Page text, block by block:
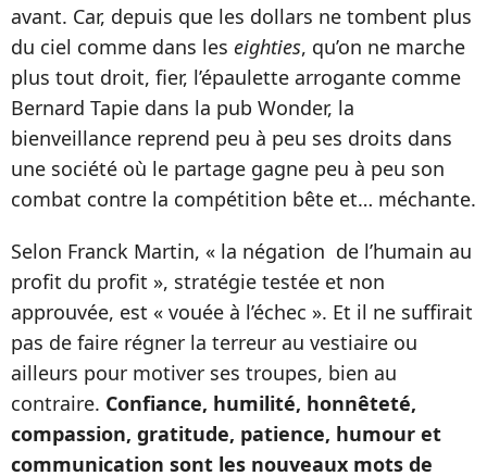
avant. Car, depuis que les dollars ne tombent plus
du ciel comme dans les eighties, qu’on ne marche
plus tout droit, fier, l’épaulette arrogante comme
Bernard Tapie dans la pub Wonder, la
bienveillance reprend peu à peu ses droits dans
une société où le partage gagne peu à peu son
combat contre la compétition bête et… méchante.
Selon Franck Martin, « la négation de l’humain au
profit du profit », stratégie testée et non
approuvée, est « vouée à l’échec ». Et il ne suffirait
pas de faire régner la terreur au vestiaire ou
ailleurs pour motiver ses troupes, bien au
contraire. Confiance, humilité, honnêteté,
compassion, gratitude, patience, humour et
communication sont les nouveaux mots de